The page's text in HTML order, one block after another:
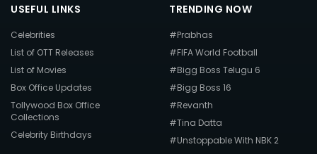
USEFUL LINKS
Celebrities
List of OTT Releases
List of Movies
Box Office Updates
Tollywood Box Office
Collections
Celebrity Birthdays
TRENDING NOW
#Prabhas
#FIFA World Football
#Bigg Boss Telugu 6
#Bigg Boss 16
#Revanth
#Tina Datta
#Unstoppable With NBK 2